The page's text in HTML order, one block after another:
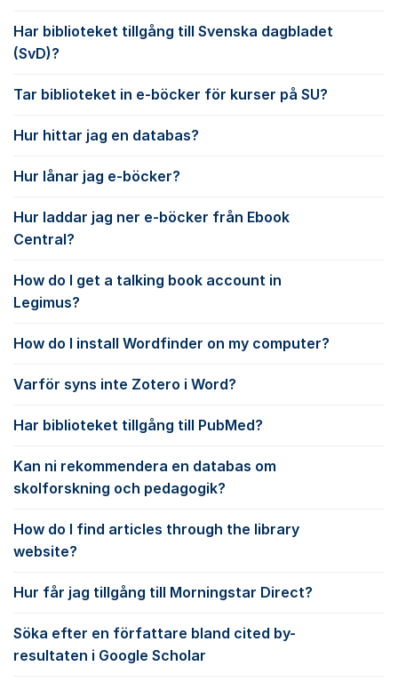
Har biblioteket tillgång till Svenska dagbladet
(SvD)?
Tar biblioteket in e-böcker för kurser på SU?
Hur hittar jag en databas?
Hur lånar jag e-böcker?
Hur laddar jag ner e-böcker från Ebook
Central?
How do I get a talking book account in
Legimus?
How do I install Wordfinder on my computer?
Varför syns inte Zotero i Word?
Har biblioteket tillgång till PubMed?
Kan ni rekommendera en databas om
skolforskning och pedagogik?
How do I find articles through the library
website?
Hur får jag tillgång till Morningstar Direct?
Söka efter en författare bland cited by-
resultaten i Google Scholar